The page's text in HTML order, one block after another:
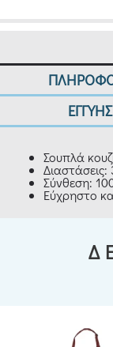
Σουπλά
Σύνθεση:
Εύχρηστο